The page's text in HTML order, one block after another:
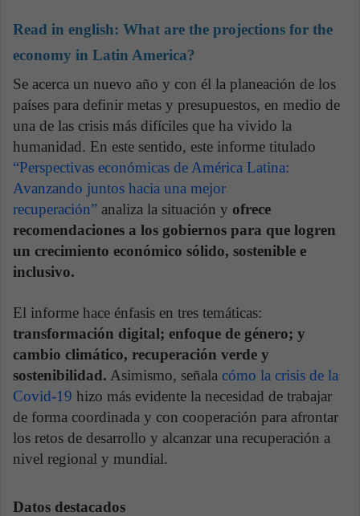
Read in english: What are the projections for the
economy in Latin America?
Se acerca un nuevo año y con él la planeación de los
países para definir metas y presupuestos, en medio de
una de las crisis más difíciles que ha vivido la
humanidad. En este sentido, este informe titulado
“Perspectivas económicas de América Latina:
Avanzando juntos hacia una mejor
recuperación” analiza la situación y ofrece
recomendaciones a los gobiernos para que logren
un crecimiento económico sólido, sostenible e
inclusivo.
El informe hace énfasis en tres temáticas:
transformación digital; enfoque de género; y
cambio climático, recuperación verde y
sostenibilidad. Asimismo, señala cómo la crisis de la
Covid-19 hizo más evidente la necesidad de trabajar
de forma coordinada y con cooperación para afrontar
los retos de desarrollo y alcanzar una recuperación a
nivel regional y mundial.
Datos destacados